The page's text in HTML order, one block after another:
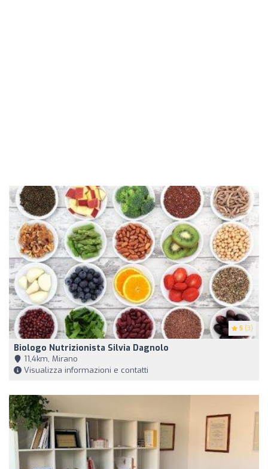
5 (3)
Biologo Nutrizionista Silvia Dagnolo
11,4km, Mirano
Visualizza informazioni e contatti